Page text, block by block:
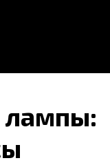
лампы: